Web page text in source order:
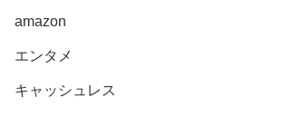
amazon
エンタメ
キャッシュレス